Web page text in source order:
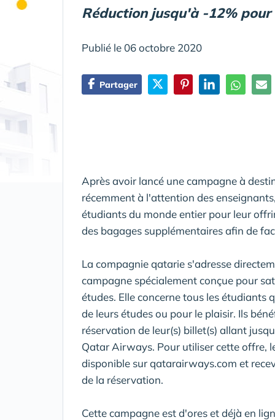
Réduction jusqu'à -12%
Publié le 06 octobre 2020
Partager
Après avoir lancé une campagne à
récemment à l'attention des
étudiants du monde entier pour leur
des bagages supplémentaires afin de
La compagnie qatarie s'adresse
campagne spécialement conçue pour
études. Elle concerne tous les
de leurs études ou pour le plaisir. Ils
réservation de leur(s) billet(s) allant
Qatar Airways. Pour utiliser cette offre,
disponible sur qatarairways.com et
de la réservation.
Cette campagne est d'ores et déjà en